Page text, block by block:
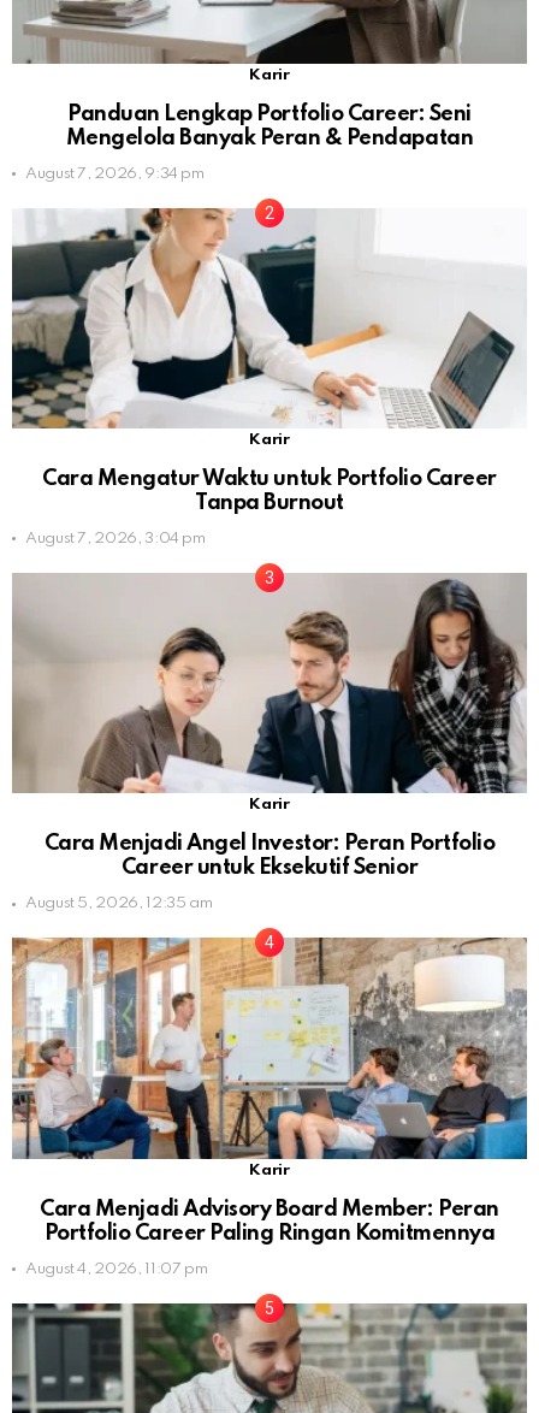
Karir
Panduan Lengkap Portfolio Career: Seni
Mengelola Banyak Peran & Pendapatan
August 7, 2026, 9:34 pm
Karir
Cara Mengatur Waktu untuk Portfolio Career
Tanpa Burnout
August 7, 2026, 3:04 pm
Karir
Cara Menjadi Angel Investor: Peran Portfolio
Career untuk Eksekutif Senior
August 5, 2026, 12:35 am
Karir
Cara Menjadi Advisory Board Member: Peran
Portfolio Career Paling Ringan Komitmennya
August 4, 2026, 11:07 pm